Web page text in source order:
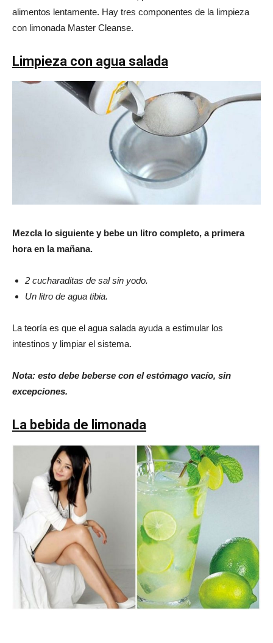
alimentos lentamente. Hay tres componentes de la limpieza
con limonada Master Cleanse.
Limpieza con agua salada
Mezcla lo siguiente y bebe un litro completo, a primera
hora en la mañana.
2 cucharaditas de sal sin yodo.
Un litro de agua tibia.
La teoría es que el agua salada ayuda a estimular los
intestinos y limpiar el sistema.
Nota: esto debe beberse con el estómago vacío, sin
excepciones.
La bebida de limonada